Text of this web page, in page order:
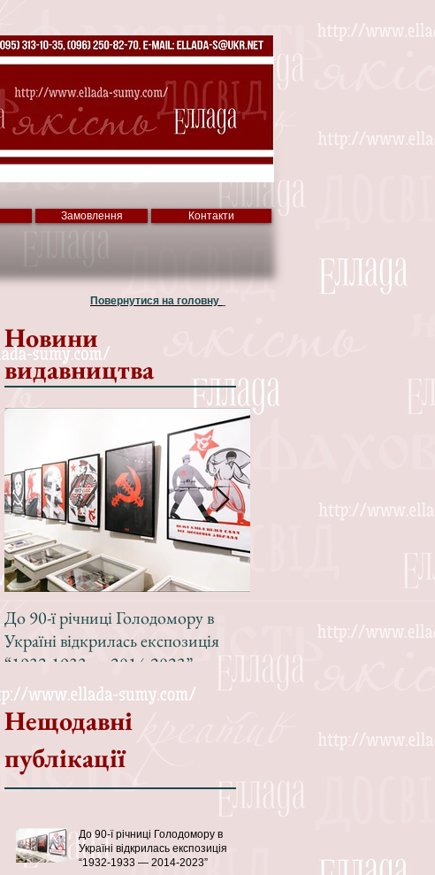
Замовлення Контакти
Повернутися на головну
Новини
видавництва
До 90-ї річниці Голодомору в
Україні відкрилась експозиція
“1932-1933 — 2014-2023”
Нещодавні
публікації
До 90-ї річниці Голодомору в
Україні відкрилась експозиція
“1932-1933 — 2014-2023”